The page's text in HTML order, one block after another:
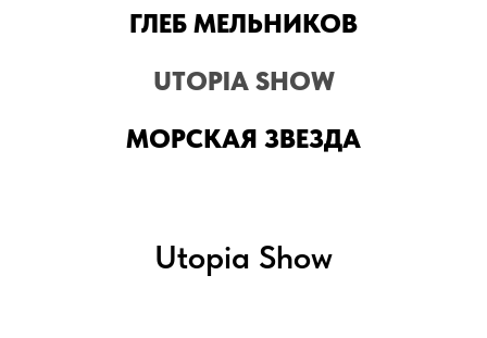
ГЛЕБ МЕЛЬНИКОВ
UTOPIA SHOW
МОРСКАЯ ЗВЕЗДА
Utopia Show